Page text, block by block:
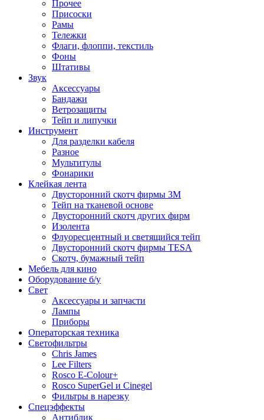
Прочее
Присоски
Рамы
Тележки
Флаги, флоппи, текстиль
Фоны
Штативы
Звук
Аксессуары
Бандажи
Ветрозащиты
Тейп и липучки
Инструмент
Для разделки кабеля
Разное
Мультитулы
Фонарики
Клейкая лента
Двусторонний скотч фирмы 3M
Тейп на тканевой основе
Двусторонний скотч других фирм
Изолента
Флуоресцентный и светящийся тейп
Двусторонний скотч фирмы TESA
Скотч, бумажный тейп
Мебель для кино
Оборудование б/у
Свет
Аксессуары и запчасти
Лампы
Приборы
Операторская техника
Светофильтры
Chris James
Lee Filters
Rosco E-Colour+
Rosco SuperGel и Cinegel
Фильтры в нарезку
Спецэффекты
Антиблик